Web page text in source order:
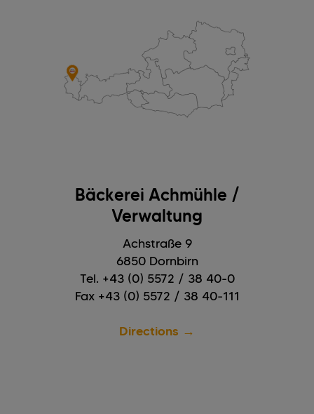
Bäckerei Achmühle /
Verwaltung
Achstraße 9
6850 Dornbirn
Tel. +43 (0) 5572 / 38 40-0
Fax +43 (0) 5572 / 38 40-111
Directions →